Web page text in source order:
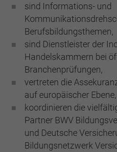
sind Informations- und
Berufsbildungsthemen,
sind Dienstleister der
Handelskammern bei
Branchenprüfungen,
vertreten die
auf europäischer Ebene,
koordinieren die
Partner BWV
und Deutsche
Bildungsnetzwerk